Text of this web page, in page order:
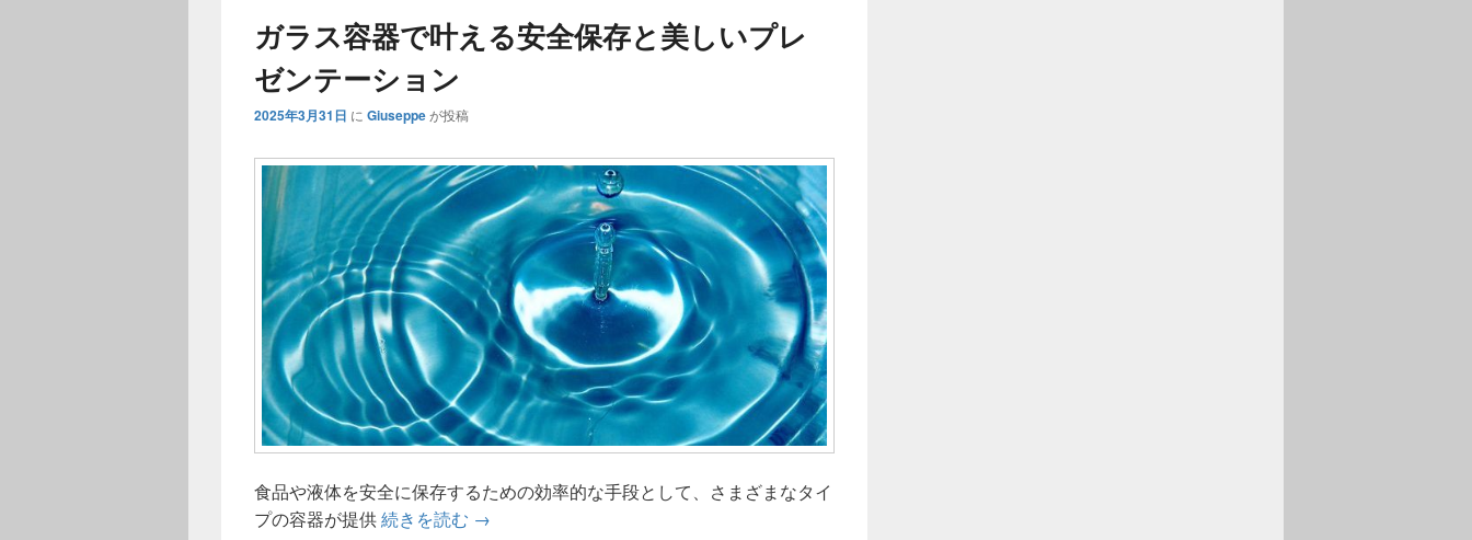
ガラス容器で叶える安全保存と美しいプレ
ゼンテーション
2025年3月31日 に Giuseppeが投稿
食品や液体を安全に保存するための効率的な手段として、さまざまなタイ
プの容器が提供続きを読む ガラス容器で叶える安全保存と美しいプレゼンテーション
→